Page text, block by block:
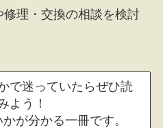
理・交換の相談を検討
で迷っていたらぜひ読
よう！
が分かる一冊です。